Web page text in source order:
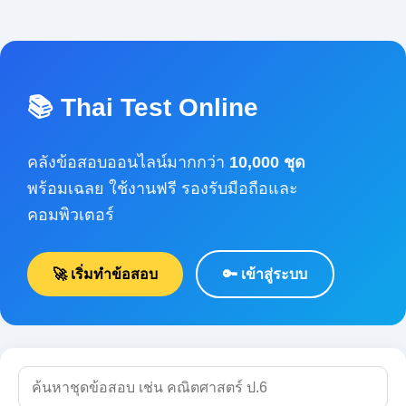
📚 Thai Test Online
คลังข้อสอบออนไลน์มากกว่า 10,000 ชุด
พร้อมเฉลย ใช้งานฟรี รองรับมือถือและ
คอมพิวเตอร์
🚀 เริ่มทำข้อสอบ 🔑 เข้าสู่ระบบ